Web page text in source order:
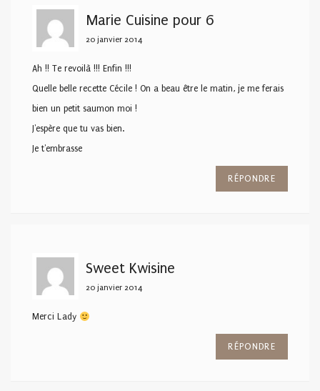
Marie Cuisine pour 6
20 janvier 2014
Ah !! Te revoilà !!! Enfin !!!
Quelle belle recette Cécile ! On a beau être le matin, je me ferais
bien un petit saumon moi !
J'espère que tu vas bien.
Je t'embrasse
RÉPONDRE
Sweet Kwisine
20 janvier 2014
Merci Lady
RÉPONDRE